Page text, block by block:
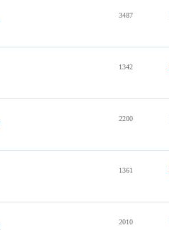
3487
1342
2200
1361
2010